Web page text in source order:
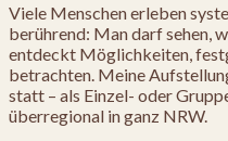
Viele Menschen erleben
berührend: Man darf sehen,
entdeckt Möglichkeiten,
betrachten. Meine
statt – als Einzel- oder
überregional in ganz NRW.